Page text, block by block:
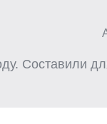
Составили